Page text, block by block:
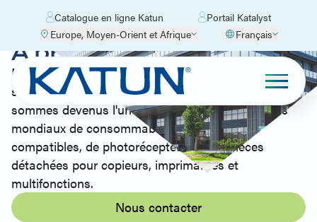
Catalogue en ligne Katun
Portail Katalyst
Europe, Moyen-Orient et Afrique
Français
À propos de Katun
Nous croyons en la création de partenariats qui
stimulent la croissance. C'est ainsi que nous
sommes devenus l'un des principaux fournisseurs
mondiaux de consommables d'impression
compatibles, de photorécepteurs et de pièces
détachées pour copieurs, imprimantes et
multifonctions.
Nous contacter